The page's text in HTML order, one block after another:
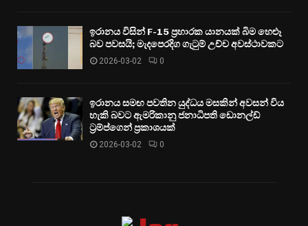
ඉරානය විසින් F-15 ප්‍රහාරක යානයක් බිම හෙළූ
බව පවසයි; මැදපෙරදිග ගැටුම් උච්ච අවස්ථාවකට
2026-03-02 0
ඉරානය සමඟ පවතින යුද්ධය මසකින් අවසන් විය
හැකි බවට ඇමරිකානු ජනාධිපති ඩොනල්ඩ්
ට්‍රම්ප්ගෙන් ප්‍රකාශයක්
2026-03-02 0